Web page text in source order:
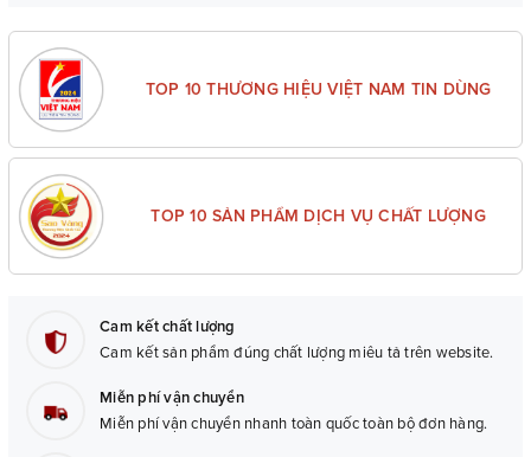
TOP 10 THƯƠNG HIỆU VIỆT NAM TIN DÙNG
TOP 10 SẢN PHẨM DỊCH VỤ CHẤT LƯỢNG
Cam kết chất lượng
Cam kết sản phẩm đúng chất lượng miêu tả trên website.
Miễn phí vận chuyển
Miễn phí vận chuyển nhanh toàn quốc toàn bộ đơn hàng.